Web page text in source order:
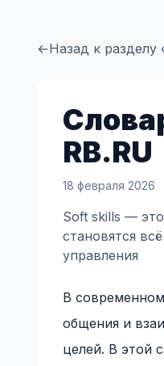
←Назад к разделу
RB.RU
18 февраля 2026
Soft skills —
становятся
управления
В
общения и
целей. В этой